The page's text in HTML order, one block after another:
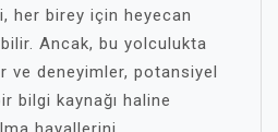
her birey için heyecan
Ancak, bu yolculukta
ve deneyimler, potansiyel
bilgi kaynağı haline